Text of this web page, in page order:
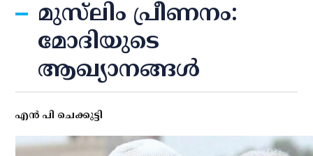
മുസ്‌ലിം പ്രീണനം:
മോദിയുടെ
ആഖ്യാനങ്ങള്‍
എന്‍ പി ചെക്കുട്ടി